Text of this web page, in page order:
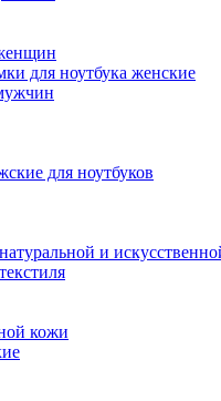
для ноутбука женские
для ноутбуков
и
кожи